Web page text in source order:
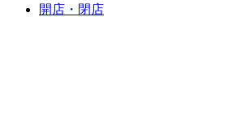
開店・閉店